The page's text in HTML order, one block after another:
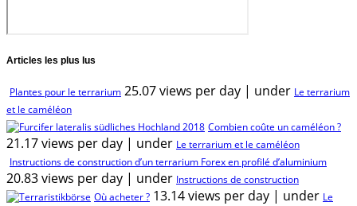
Articles les plus lus
Plantes pour le terrarium 25.07 views per day | under Le terrarium
et le caméléon
Combien coûte un caméléon ?
21.17 views per day | under Le terrarium et le caméléon
Instructions de construction d’un terrarium Forex en profilé d’aluminium
20.83 views per day | under Instructions de construction
Où acheter ? 13.14 views per day | under Le